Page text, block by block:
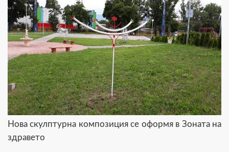
Нова скулптурна композиция се оформя в Зоната на
здравето